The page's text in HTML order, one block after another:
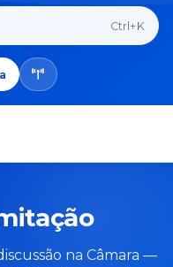
Ctrl+K
na Câmara —